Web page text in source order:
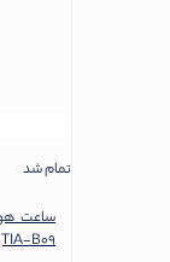
تمام شد
(TIA-B09